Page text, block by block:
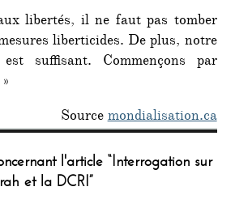
libertés, il ne faut pas tomber
liberticides. De plus, notre
suffisant. Commençons par
Sourcemondialisation.ca
l'article “Interrogation sur
et la DCRI”